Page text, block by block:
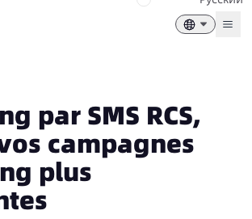
par SMS RCS,
campagnes
plus